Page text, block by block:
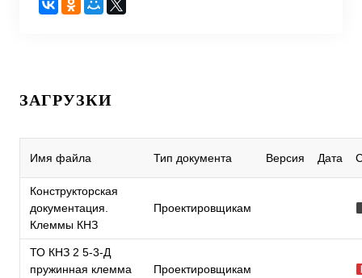
ЗАГРУЗКИ
Имя файла Тип документа Версия Дата
Конструкторская
документация.
Клеммы КНЗ
Проектировщикам
ТО КНЗ 2 5-3-Д
пружинная клемма
Проектировщикам